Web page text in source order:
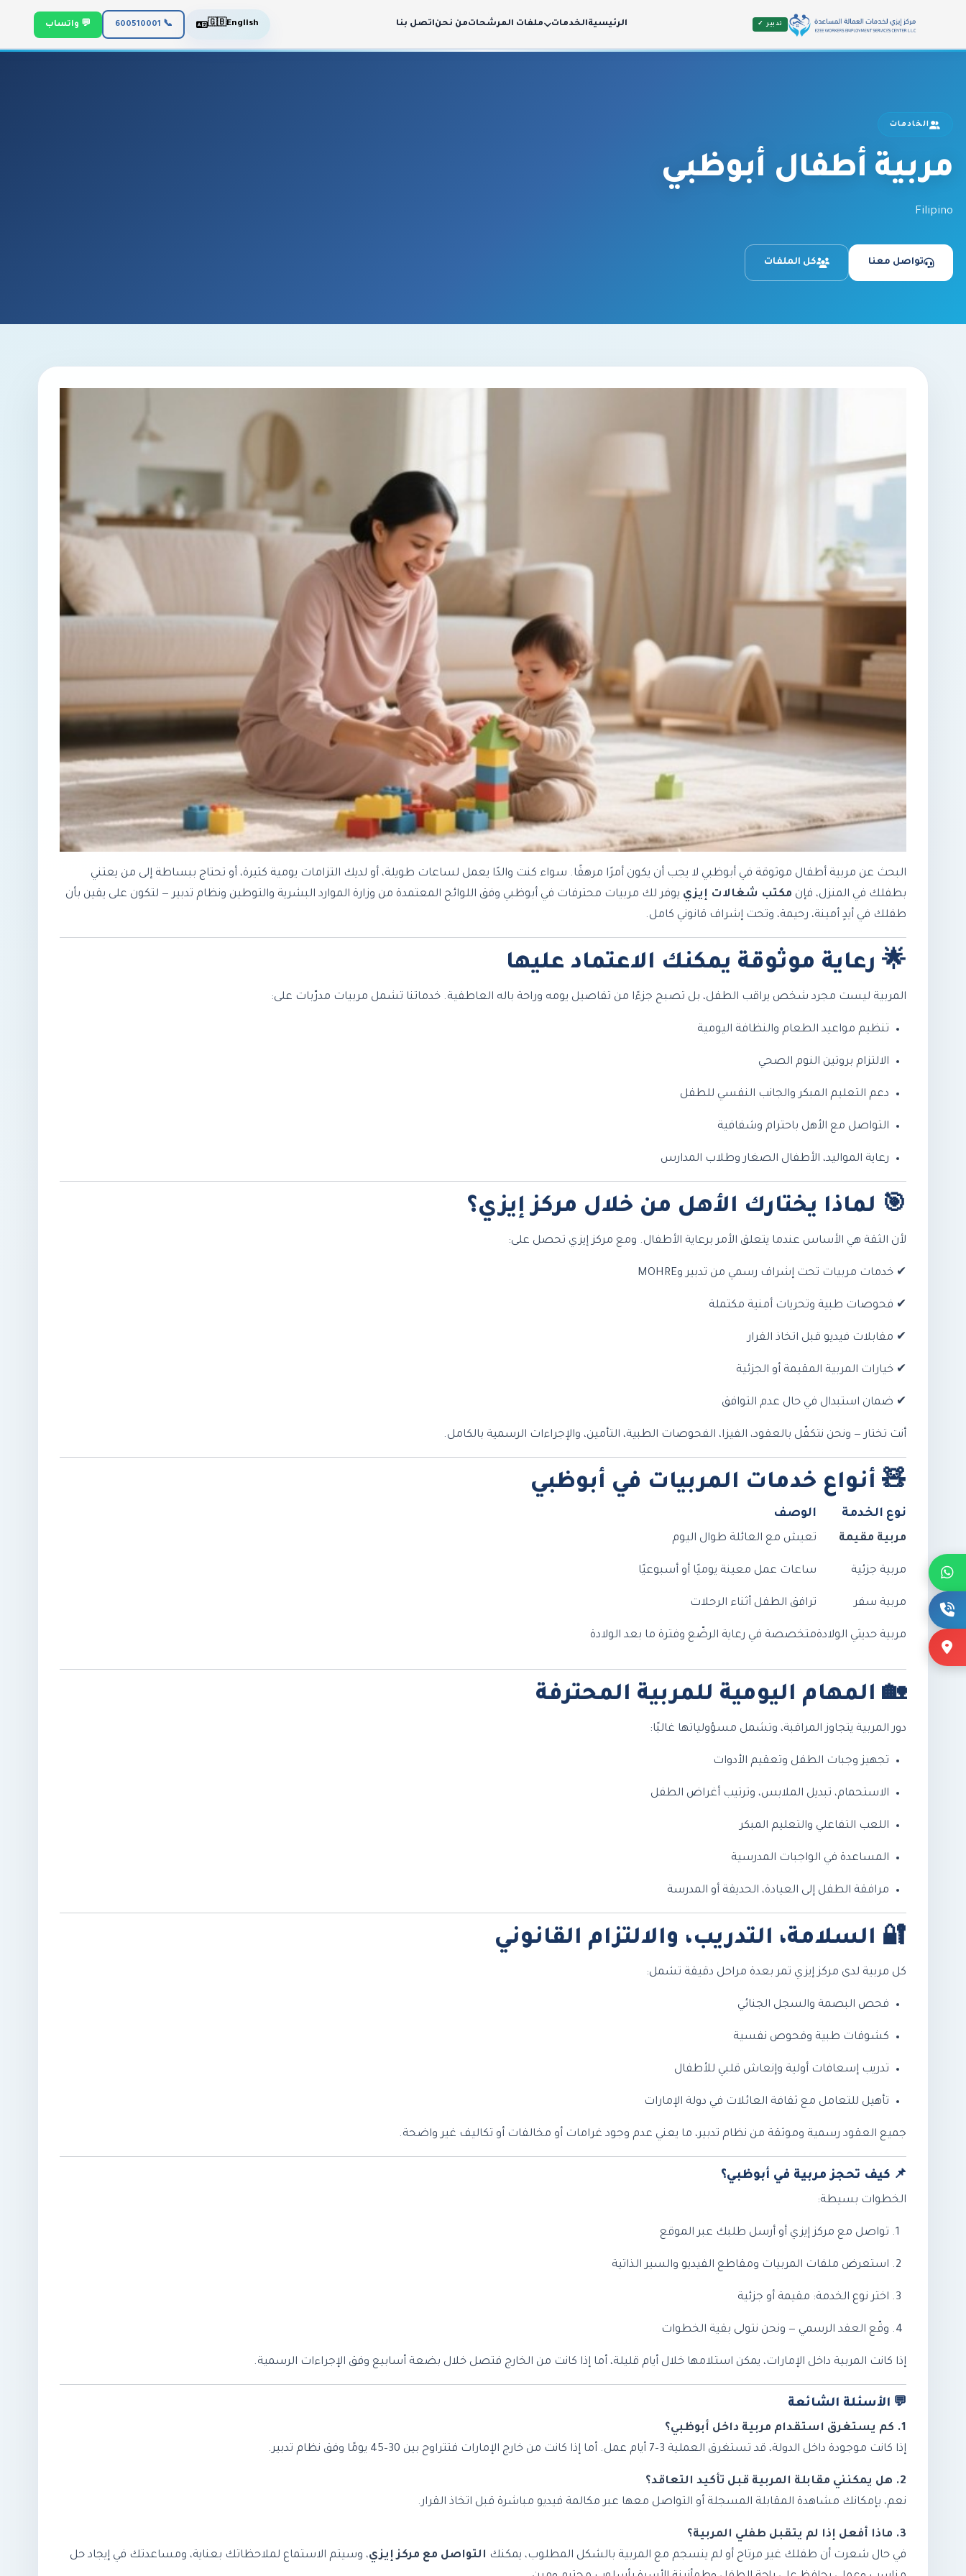
تدبير ✓ الرئيسيةالخدمات ملفات المرشحاتمن نحناتصل بنا English
🇬🇧
📞 600510001 💬 واتساب
الخادمات
مربية أطفال أبوظبي
Filipino
تواصل معنا كل الملفات
البحث عن مربية أطفال موثوقة في أبوظبي لا يجب أن يكون أمرًا مرهقًا. سواء كنت والدًا يعمل لساعات طويلة، أو لديك التزامات يومية كثيرة، أو تحتاج ببساطة إلى من يعتني
بطفلك في المنزل، فإن مكتب شغالات إيزي يوفر لك مربيات محترفات في أبوظبي وفق اللوائح المعتمدة من وزارة الموارد البشرية والتوطين ونظام تدبير — لتكون على يقين بأن
طفلك في أيدٍ أمينة، رحيمة، وتحت إشراف قانوني كامل.
🌟 رعاية موثوقة يمكنك الاعتماد عليها
المربية ليست مجرد شخص يراقب الطفل، بل تصبح جزءًا من تفاصيل يومه وراحة باله العاطفية. خدماتنا تشمل مربيات مدرّبات على:
تنظيم مواعيد الطعام والنظافة اليومية
الالتزام بروتين النوم الصحي
دعم التعليم المبكر والجانب النفسي للطفل
التواصل مع الأهل باحترام وشفافية
رعاية المواليد، الأطفال الصغار وطلاب المدارس
🎯 لماذا يختارك الأهل من خلال مركز إيزي؟
لأن الثقة هي الأساس عندما يتعلق الأمر برعاية الأطفال. ومع مركز إيزي تحصل على:
✔ خدمات مربيات تحت إشراف رسمي من تدبير وMOHRE
✔ فحوصات طبية وتحريات أمنية مكتملة
✔ مقابلات فيديو قبل اتخاذ القرار
✔ خيارات المربية المقيمة أو الجزئية
✔ ضمان استبدال في حال عدم التوافق
أنت تختار — ونحن نتكفّل بالعقود، الفيزا، الفحوصات الطبية، التأمين، والإجراءات الرسمية بالكامل.
🧸 أنواع خدمات المربيات في أبوظبي
نوع الخدمة الوصف
مربية مقيمة تعيش مع العائلة طوال اليوم
مربية جزئية ساعات عمل معينة يوميًا أو أسبوعيًا
مربية سفر ترافق الطفل أثناء الرحلات
مربية حديثي الولادةمتخصصة في رعاية الرضّع وفترة ما بعد الولادة
🏡 المهام اليومية للمربية المحترفة
دور المربية يتجاوز المراقبة، وتشمل مسؤولياتها غالبًا:
تجهيز وجبات الطفل وتعقيم الأدوات
الاستحمام، تبديل الملابس، وترتيب أغراض الطفل
اللعب التفاعلي والتعليم المبكر
المساعدة في الواجبات المدرسية
مرافقة الطفل إلى العيادة، الحديقة أو المدرسة
🔐 السلامة، التدريب، والالتزام القانوني
كل مربية لدى مركز إيزي تمر بعدة مراحل دقيقة تشمل:
فحص البصمة والسجل الجنائي
كشوفات طبية وفحوص نفسية
تدريب إسعافات أولية وإنعاش قلبي للأطفال
تأهيل للتعامل مع ثقافة العائلات في دولة الإمارات
جميع العقود رسمية وموثقة من نظام تدبير، ما يعني عدم وجود غرامات أو مخالفات أو تكاليف غير واضحة.
📌 كيف تحجز مربية في أبوظبي؟
الخطوات بسيطة:
تواصل مع مركز إيزي أو أرسل طلبك عبر الموقع
استعرض ملفات المربيات ومقاطع الفيديو والسير الذاتية
اختر نوع الخدمة: مقيمة أو جزئية
وقّع العقد الرسمي — ونحن نتولى بقية الخطوات
إذا كانت المربية داخل الإمارات، يمكن استلامها خلال أيام قليلة، أما إذا كانت من الخارج فتصل خلال بضعة أسابيع وفق الإجراءات الرسمية.
💬 الأسئلة الشائعة
1. كم يستغرق استقدام مربية داخل أبوظبي؟
إذا كانت موجودة داخل الدولة، قد تستغرق العملية 3–7 أيام عمل. أما إذا كانت من خارج الإمارات فتتراوح بين 30–45 يومًا وفق نظام تدبير.
2. هل يمكنني مقابلة المربية قبل تأكيد التعاقد؟
نعم، بإمكانك مشاهدة المقابلة المسجلة أو التواصل معها عبر مكالمة فيديو مباشرة قبل اتخاذ القرار.
3. ماذا أفعل إذا لم يتقبل طفلي المربية؟
في حال شعرت أن طفلك غير مرتاح أو لم ينسجم مع المربية بالشكل المطلوب، يمكنك التواصل مع مركز إيزي، وسيتم الاستماع لملاحظاتك بعناية، ومساعدتك في إيجاد حل